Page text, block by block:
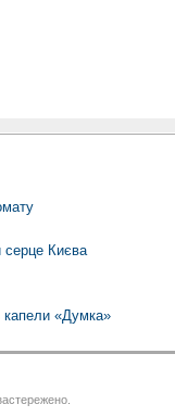
серце Києва
капели «Думка»